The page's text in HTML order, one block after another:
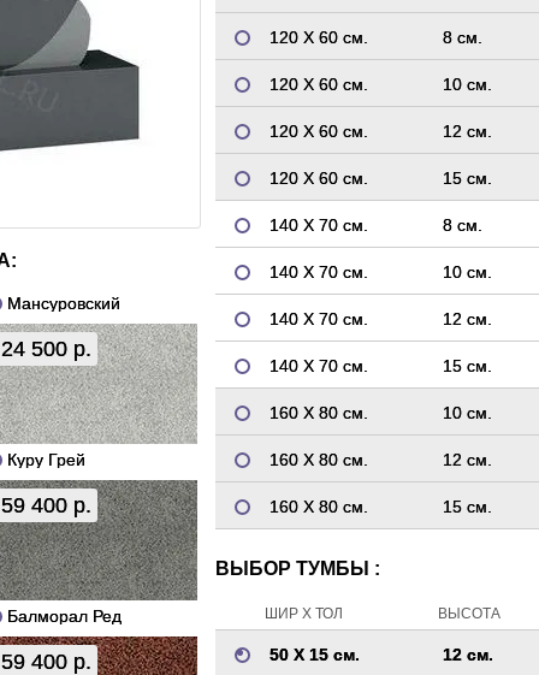
Мансуровский
24 500 р.
Куру Грей
59 400 р.
Балморал Ред
59 400 р.
120 Х 60 см. 8 см.
120 Х 60 см. 10 см.
120 Х 60 см. 12 см.
120 Х 60 см. 15 см.
140 Х 70 см. 8 см.
140 Х 70 см. 10 см.
140 Х 70 см. 12 см.
140 Х 70 см. 15 см.
160 Х 80 см. 10 см.
160 Х 80 см. 12 см.
160 Х 80 см. 15 см.
ВЫБОР ТУМБЫ :
ШИР Х ТОЛ ВЫСОТА
50 Х 15 см. 12 см.